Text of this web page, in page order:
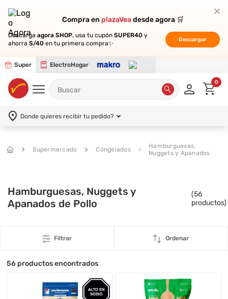
Compra en plazaVeadesde agora 🛒
Descarga agora SHOP, usa tu cupón SUPER40 y
ahorra S/40 en tu primera compra✨
Descargar
Super ElectroHogar
Compra en plazaVeadesde agora 🛒
Descarga agora SHOP, usa tu cupón SUPER40 y
ahorra S/40 en tu primera compra✨
Descargar
0
Donde quieres recibir tu pedido?
Supermercado Congelados
Hamburguesas,
Nuggets y Apanados
Hamburguesas, Nuggets y
Apanados de Pollo
(56
productos)
Filtrar Ordenar
56 productos encontrados